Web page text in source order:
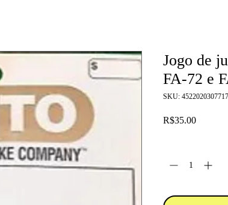
Jogo de
FA-72 e
SKU: 4522020307717
R$35.00Price